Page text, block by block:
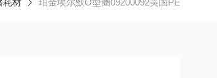
耗材 珀金埃尔默O型圈09200092美国PE